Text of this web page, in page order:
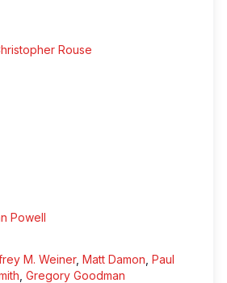
Rouse
Powell
M. Weiner, Matt Damon Paul
Gregory Goodman